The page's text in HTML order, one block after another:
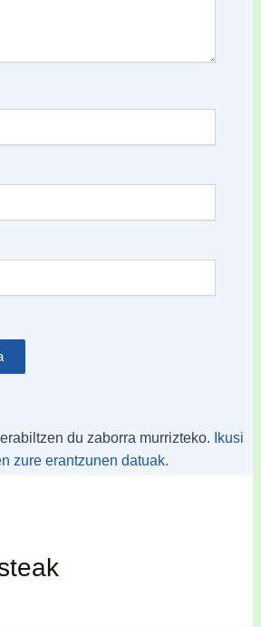
du zaborra murrizteko.
Ikusi
zure erantzunen datuak.